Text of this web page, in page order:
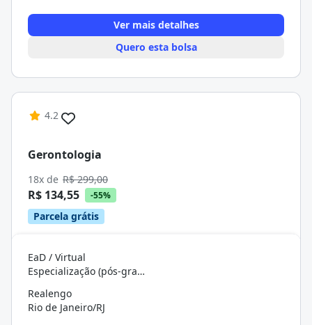
Ver mais detalhes
Quero esta bolsa
4.2
Gerontologia
18x de R$ 299,00
R$ 134,55 -55%
Parcela grátis
EaD / Virtual
Especialização (pós-graduação)
Realengo
Rio de Janeiro/RJ